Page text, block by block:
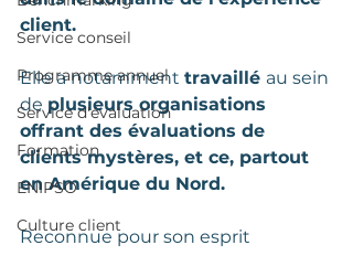
Service conseil
Programme annuel
Service d'évaluation
Formation
ENIPSO
Culture client
client.
Elle a notamment travaillé au sein
de plusieurs organisations
offrant des évaluations de
clients mystères, et ce, partout
en Amérique du Nord.
Reconnue pour son esprit